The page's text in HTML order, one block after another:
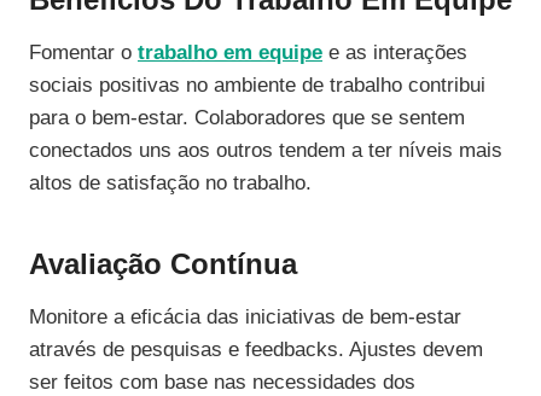
Fomentar o trabalho em equipe e as interações
sociais positivas no ambiente de trabalho contribui
para o bem-estar. Colaboradores que se sentem
conectados uns aos outros tendem a ter níveis mais
altos de satisfação no trabalho.
Avaliação Contínua
Monitore a eficácia das iniciativas de bem-estar
através de pesquisas e feedbacks. Ajustes devem
ser feitos com base nas necessidades dos